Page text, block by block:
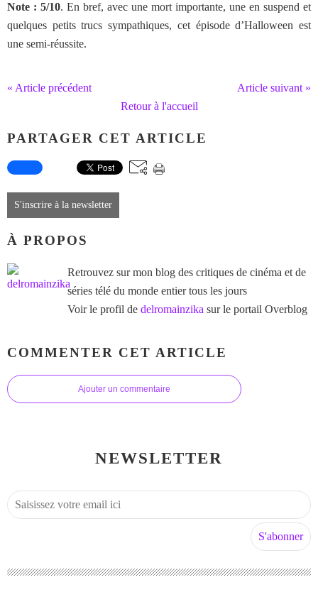
Note : 5/10. En bref, avec une mort importante, une en suspend et
quelques petits trucs sympathiques, cet épisode d’Halloween est
une semi-réussite.
« Article précédent
Article suivant »
Retour à l'accueil
PARTAGER CET ARTICLE
S'inscrire à la newsletter
À PROPOS
Retrouvez sur mon blog des critiques de cinéma et de
séries télé du monde entier tous les jours
Voir le profil de delromainzika sur le portail Overblog
COMMENTER CET ARTICLE
Ajouter un commentaire
NEWSLETTER